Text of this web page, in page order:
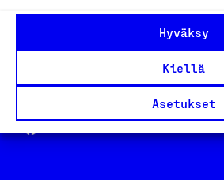
Hyväksy
Kiellä
Asetukset
Yhteiskunnallinen Yritys -merkki